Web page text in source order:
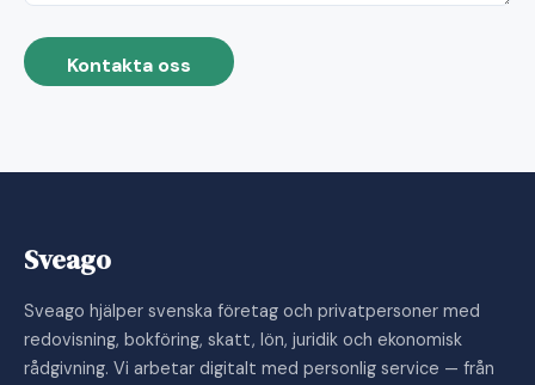
Kontakta oss
Sveago
Sveago hjälper svenska företag och privatpersoner med
redovisning, bokföring, skatt, lön, juridik och ekonomisk
rådgivning. Vi arbetar digitalt med personlig service — från